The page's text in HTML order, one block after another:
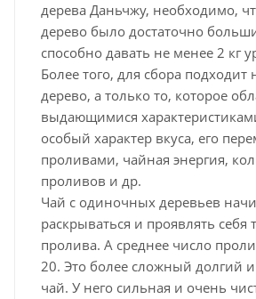
дерева Даньчжу, необходимо,
дерево было достаточно
способно давать не менее 2 кг
Более того, для сбора подходит
дерево, а только то, которое
выдающимися
особый характер вкуса, его
проливами, чайная энергия,
проливов и др.
Чай с одиночных деревьев
раскрываться и проявлять себя
пролива. А среднее число
20. Это более сложный долгий
чай. У него сильная и очень